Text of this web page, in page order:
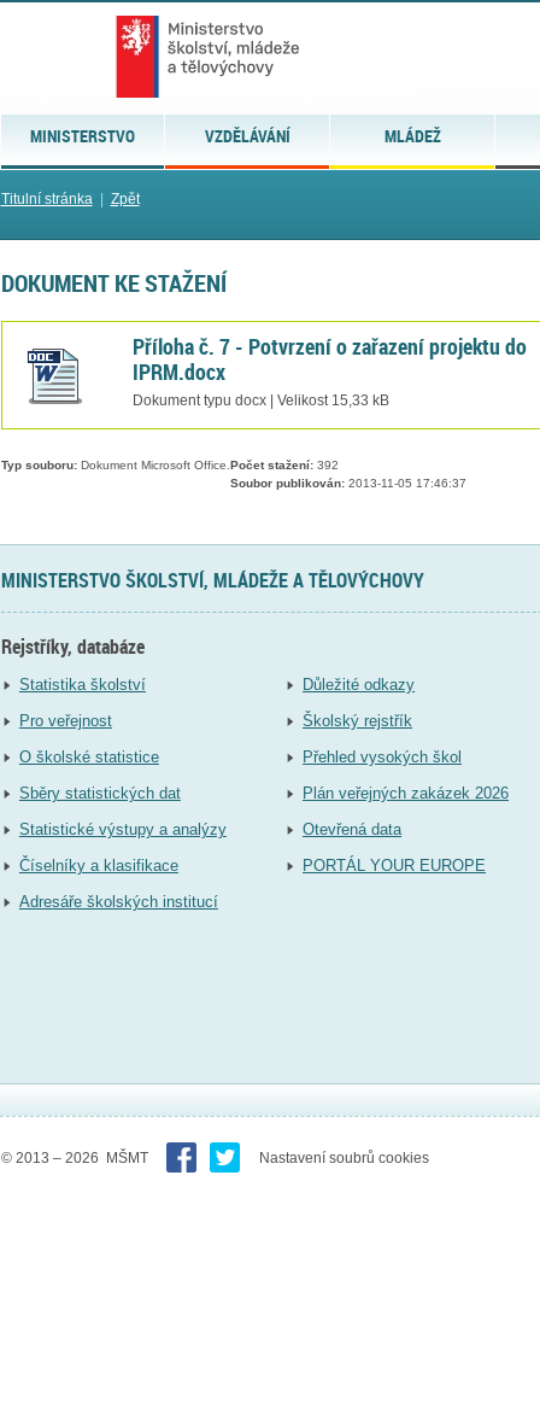
MINISTERSTVO VZDĚLÁVÁNÍ MLÁDEŽ
Titulní stránka| Zpět
DOKUMENT KE STAŽENÍ
Příloha č. 7 - Potvrzení o zařazení projektu do
IPRM.docx
Dokument typu docx | Velikost 15,33 kB
Typ souboru:Dokument Microsoft Office. Počet stažení:392
Soubor publikován:2013-11-05 17:46:37
MINISTERSTVO ŠKOLSTVÍ, MLÁDEŽE A TĚLOVÝCHOVY
Rejstříky, databáze
Statistika školství
Pro veřejnost
O školské statistice
Sběry statistických dat
Statistické výstupy a analýzy
Číselníky a klasifikace
Adresáře školských institucí
Důležité odkazy
Školský rejstřík
Přehled vysokých škol
Plán veřejných zakázek 2026
Otevřená data
PORTÁL YOUR EUROPE
© 2013 – 2026 MŠMT Nastavení soubrů cookies